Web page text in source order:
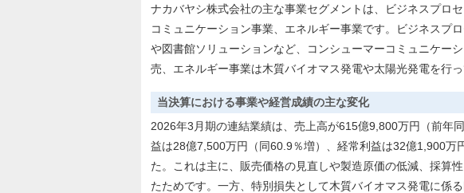
ナカバヤシ株式会社の主な事業セグメントは、ビジネスプロ
コミュニケーション事業、エネルギー事業です。ビジネスプ
や図書館ソリューションなど、コンシューマーコミュニケー
売、エネルギー事業は木質バイオマス発電や太陽光発電を行っ
当決算における事業や経営成績の主な変化
2026年3月期の連結業績は、売上高が615億9,800万円（前年
益は28億7,500万円（同60.9％増）、経常利益は32億1,900万
た。これは主に、販売価格の見直しや製造原価の低減、採算
たためです。一方、特別損失として木質バイオマス発電に係